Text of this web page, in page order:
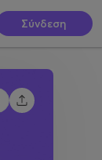
Σύνδεση